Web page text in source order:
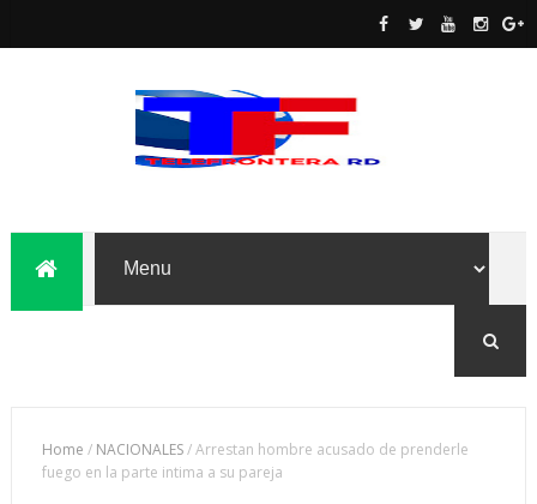
Home / NACIONALES/Arrestan hombre acusado de prenderle
fuego en la parte intima a su pareja